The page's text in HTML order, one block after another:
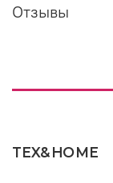
Отзывы
TEX&HOME